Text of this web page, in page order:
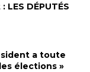
DÉPUTÉS
a toute
élections »